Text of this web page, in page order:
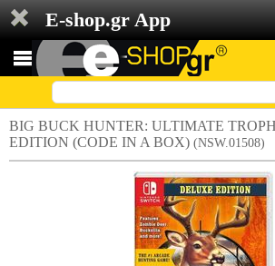
E-shop.gr App
BIG BUCK HUNTER: ULTIMATE
EDITION (CODE IN A BOX) (NSW.01508)